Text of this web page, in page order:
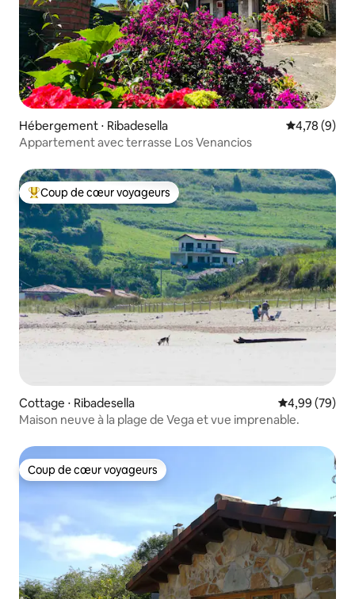
Hébergement ⋅ Ribadesella Évaluation
4,78 (9)
Appartement avec terrasse Los Venancios
Coups de cœur voyageurs les plus appréciés
Coup de cœur voyageurs
Cottage ⋅ Ribadesella Évaluation
4,99 (79)
Maison neuve à la plage de Vega et vue imprenable.
Coup de cœur voyageurs
Coup de cœur voyageurs